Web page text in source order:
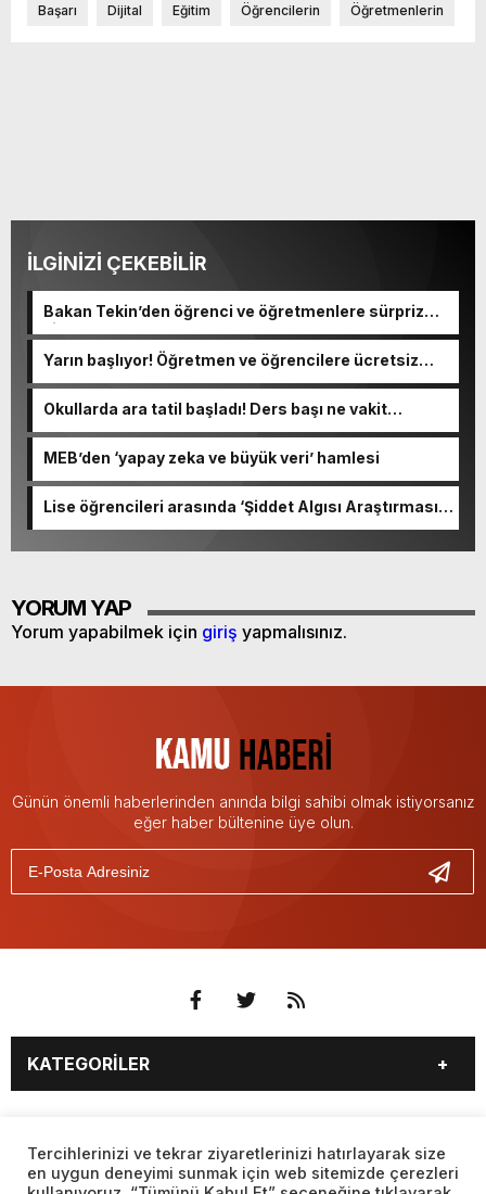
Başarı Dijital Eğitim Öğrencilerin Öğretmenlerin
İLGİNİZİ ÇEKEBİLİR
Bakan Tekin’den öğrenci ve öğretmenlere sürpriz
ziyaret
Yarın başlıyor! Öğretmen ve öğrencilere ücretsiz
Okullarda ara tatil başladı! Ders başı ne vakit
MEB’den ‘yapay zeka ve büyük veri’ hamlesi
Lise öğrencileri arasında ‘Şiddet Algısı Araştırması’
YORUM YAP
Yorum yapabilmek için giriş yapmalısınız.
Günün önemli haberlerinden anında bilgi sahibi olmak istiyorsanız
eğer haber bültenine üye olun.
KATEGORİLER
EĞİTİM
SAĞLIK
YAŞAM
SPOR
SAYFALAR
Tercihlerinizi ve tekrar ziyaretlerinizi hatırlayarak size
en uygun deneyimi sunmak için web sitemizde çerezleri